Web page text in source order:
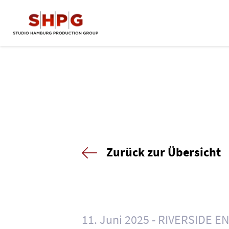
Zurück zur Übersicht
11. Juni 2025 RIVERSIDE